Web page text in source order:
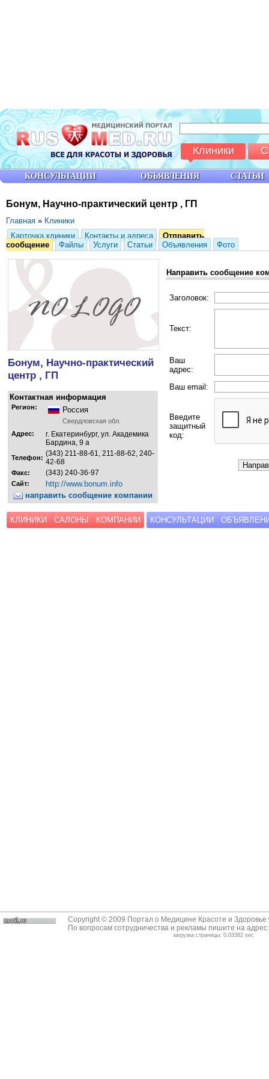
Бонум, Научно-практический центр , ГП
Главная » Клиники
Карточка клиники
Контакты и адреса
Отправить
сообщение
Файлы Услуги Статьи Объявления Фото
Бонум, Научно-практический
центр , ГП
Контактная информация
Регион: Россия
Свердловская обл.
Адрес:
г. Екатеринбург, ул. Академика
Бардина, 9 а
Телефон: (343) 211-88-61, 211-88-62, 240-
42-68
Факс: (343) 240-36-97
Сайт:
http://www.bonum.info
направить сообщение компании
Направить сообщение
Заголовок:
Текст:
Ваш
адрес:
Ваш email:
Введите
защитный
код:
КЛИНИКИ САЛОНЫ КОМПАНИИ КОНСУЛЬТАЦИИ
КОНСУЛЬТАЦИИ ОБЪЯВЛЕНИЯ СТАТЬИ
Клиники
Copyright © 2009 Портал о Медицине Красоте и Здоровье
По вопросам сотрудничества и рекламы пишите на
загрузка страницы: 0.03382 sec